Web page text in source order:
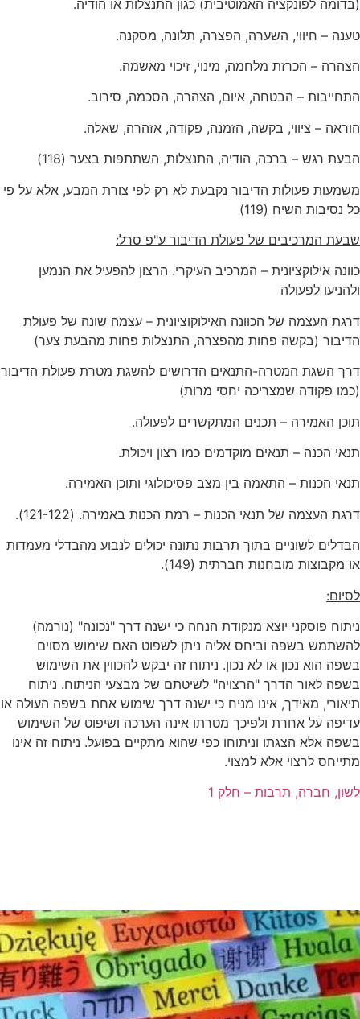
(בדומה לפונקציה האמוטיבית) כגון התנצלות או הודיה.
טענה – חיווי, השערה, הפצרה, תלונה, מסקנה.
הצהרה – הכרזת מלחמה, מינוי, זיכוי מאשמה.
התחייבות – הבטחה, איום, הצהרה, הסכמה, סירוב.
הוראה – ציווי, בקשה, הזמנה, פקודה, אזהרה, שאלה.
הבעת רגש – ברכה, הודיה, התנצלות, השתתפות בצער (118)
משמעות פעולות הדיבור נקבעת לא רק לפי צורת המבע, אלא על פי
כל נסיבות השיח (119)
שבעת המרכיבים של פעולת הדיבור ע"פ סרל:
כוונה אילוקציונית – המרכיב העיקרי. הרצון להפעיל את הנמען
ולהניעו לפעולה
דרגת העצמה של הכוונה האילוקוציונית – עצמה שונה של פעולת
הדיבור (בקשה פחות מהפצרה, התנצלות פחות מהבעת צער)
דרך השגת המטרה-התנאים הדרושים להשגת מטרת פעולת הדיבור
(כמו פקודה שמצריכה יחסי מרות)
תוכן האמירה – תכנים המתקשרים לפעולה.
תנאי הכנה – תנאים מוקדמים כמו רצון ויכולת.
תנאי הכנות – התאמה בין מצב פסיכולוגי ותוכן האמירה.
דרגת העצמה של תנאי הכנות – רמת הכנות באמירה. (121-122).
הבדלים לשוניים בתוך תרבות נתונה יכולים לנבוע מהבדלי מעמדות
או מקבוצות מובחנות חברתית (149).
לסיום:
ניתוח פוסקני יוצא מנקודת הנחה כי ישנה דרך "נכונה" (נורמה)
להשתמש בשפה וביחס אליה ניתן לשפוט האם שימוש מסוים
בשפה הוא נכון או לא נכון. ניתוח זה יבקש להכווין את השימוש
בשפה לאור הדרך "הרצויה" לשיטתם של מבצעי הניתוח. ניתוח
תיאורי, מאידך, אינו מניח כי ישנה דרך שימוש אחת בשפה העולה או
עדיפה על אחרת ולפיכך מטרתו אינה הערכה ושיפוט של השימוש
בשפה אלא הצגתו וניתוחו כפי שהוא מתקיים בפועל. ניתוח זה אינו
מתייחס לרצוי אלא למצוי.
לשון, חברה, תרבות – חלק 1